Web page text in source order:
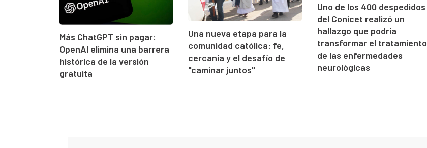
Más ChatGPT sin pagar:
OpenAI elimina una barrera
histórica de la versión
gratuita
Una nueva etapa para la
comunidad católica: fe,
cercanía y el desafío de
"caminar juntos"
Uno de los 400 despedidos
del Conicet realizó un
hallazgo que podría
transformar el tratamiento
de las enfermedades
neurológicas